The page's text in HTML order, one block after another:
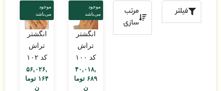
فیلتر
مرتب
سازی
موجود
می‌باشد
انگشتر
تراش
کد ۱۰۰
۴۰,۰۱۸,
۶۸۹ توما
ن
موجود
می‌باشد
انگشتر
تراش
کد ۱۰۲
۵۶,۰۲۶,
۱۶۴ توما
ن